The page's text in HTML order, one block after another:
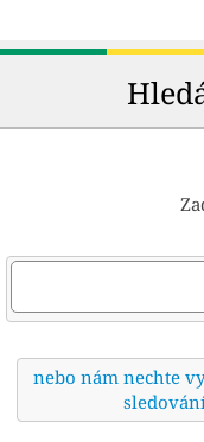
nebo nám nechte